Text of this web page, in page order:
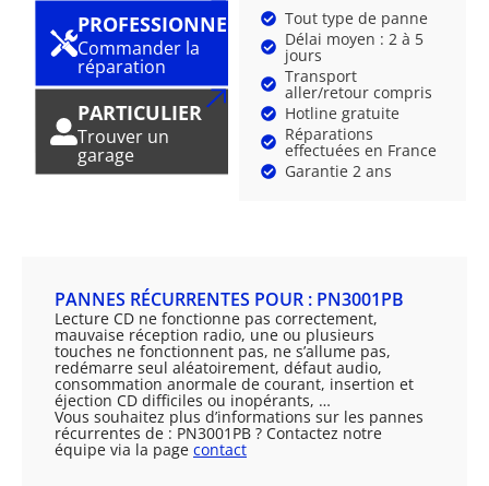
PROFESSIONNEL
Commander la
réparation
PARTICULIER
Trouver un
garage
Tout type de panne
Délai moyen : 2 à 5
jours
Transport
aller/retour compris
Hotline gratuite
Réparations
effectuées en France
Garantie 2 ans
PANNES RÉCURRENTES POUR : PN3001PB
Lecture CD ne fonctionne pas correctement,
mauvaise réception radio, une ou plusieurs
touches ne fonctionnent pas, ne s’allume pas,
redémarre seul aléatoirement, défaut audio,
consommation anormale de courant, insertion et
éjection CD difficiles ou inopérants, …
Vous souhaitez plus d’informations sur les pannes
récurrentes de : PN3001PB ? Contactez notre
équipe via la page contact